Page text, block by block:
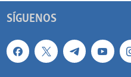
SÍGUENOS